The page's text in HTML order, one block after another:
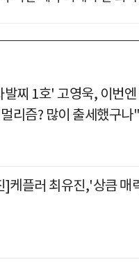
발찌 1호' 고영욱, 이번
리즘? 많이 출세했구나"
]케플러 최유진,'상큼 매